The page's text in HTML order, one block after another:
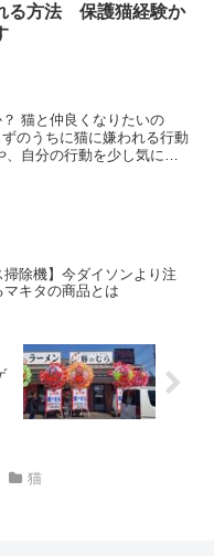
る方法 保護猫経験か
猫と仲良くなりたいの
のうちに猫に嫌われる行動
自分の行動を少し気に掛
掃除機】今ダイソンより注
マキタの商品とは
猫